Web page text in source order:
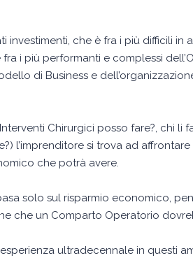
investimenti, che è fra i più difficili in
i più performanti e complessi
di Business e
Chirurgici posso fare?, chi li
l’imprenditore si trova ad
che potrà avere.
solo sul risparmio economico,
che un Comparto Operatorio
ultradecennale in questi